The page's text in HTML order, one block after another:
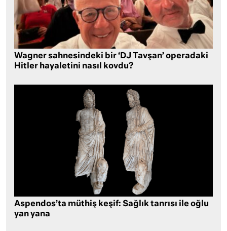
Wagner sahnesindeki bir ‘DJ Tavşan’ operadaki
Hitler hayaletini nasıl kovdu?
Aspendos’ta müthiş keşif: Sağlık tanrısı ile oğlu
yan yana